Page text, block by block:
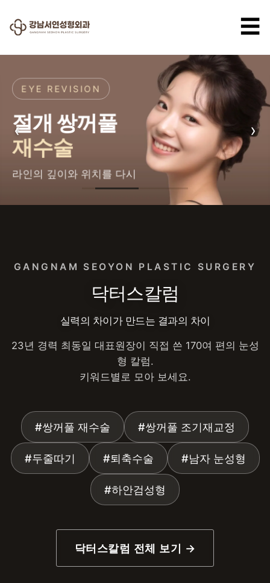
☰
EYE REVISION
절개 쌍꺼풀
재수술
라인의 깊이와 위치를 다시
‹ ›
GANGNAM SEOYON PLASTIC SURGERY
닥터스칼럼
실력의 차이가 만드는 결과의 차이
23년 경력 최동일 대표원장이 직접 쓴 170여 편의 눈성
형 칼럼.
키워드별로 모아 보세요.
#쌍꺼풀 재수술 #쌍꺼풀 조기재교정
#두줄따기 #퇴축수술 #남자 눈성형
#하안검성형
닥터스칼럼 전체 보기 →